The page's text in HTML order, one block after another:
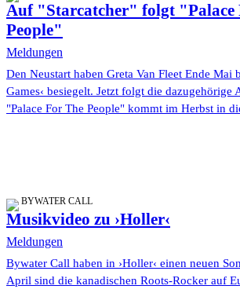
Auf "Starcatcher" folgt "Palace
People"
Meldungen
Den Neustart haben Greta Van Fleet Ende Mai
Games‹ besiegelt. Jetzt folgt die
"Palace For The People" kommt im Herbst in
BYWATER CALL
Musikvideo zu ›Holler‹
Meldungen
Bywater Call haben in ›Holler‹ einen neuen
April sind die kanadischen Roots-Rocker auf